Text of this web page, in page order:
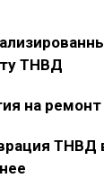
ТНВД
на ремонт
ТНВД